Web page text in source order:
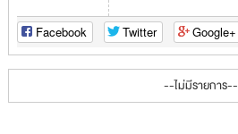
Facebook Twitter Google+
--ไม่มีรายการ--